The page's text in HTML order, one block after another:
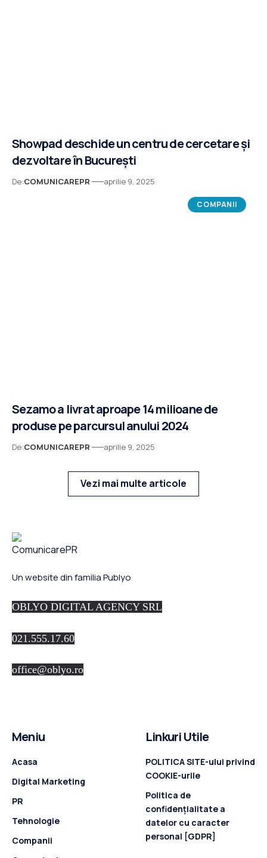
Showpad deschide un centru de cercetare și
dezvoltare în București
De:COMUNICAREPR aprilie 9, 2025
COMPANII
Sezamo a livrat aproape 14 milioane de
produse pe parcursul anului 2024
De:COMUNICAREPR aprilie 9, 2025
Vezi mai multe articole
Un website din familia Publyo
OBLYO DIGITAL AGENCY SRL
021.555.17.60
office@oblyo.ro
Meniu
Acasa
Digital Marketing
PR
Tehnologie
Companii
Linkuri Utile
POLITICA SITE-ului privind
COOKIE-urile
Politica de
confidenţialitate a
datelor cu caracter
personal [GDPR]